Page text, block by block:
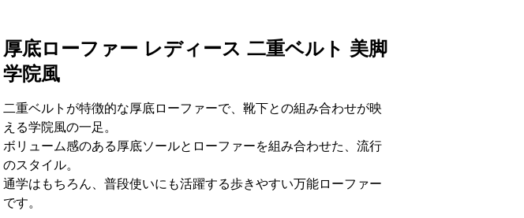
厚底ローファー レディース 二重ベルト 美脚
学院風
二重ベルトが特徴的な厚底ローファーで、靴下との組み合わせが映
える学院風の一足。
ボリューム感のある厚底ソールとローファーを組み合わせた、流行
のスタイル。
通学はもちろん、普段使いにも活躍する歩きやすい万能ローファー
です。